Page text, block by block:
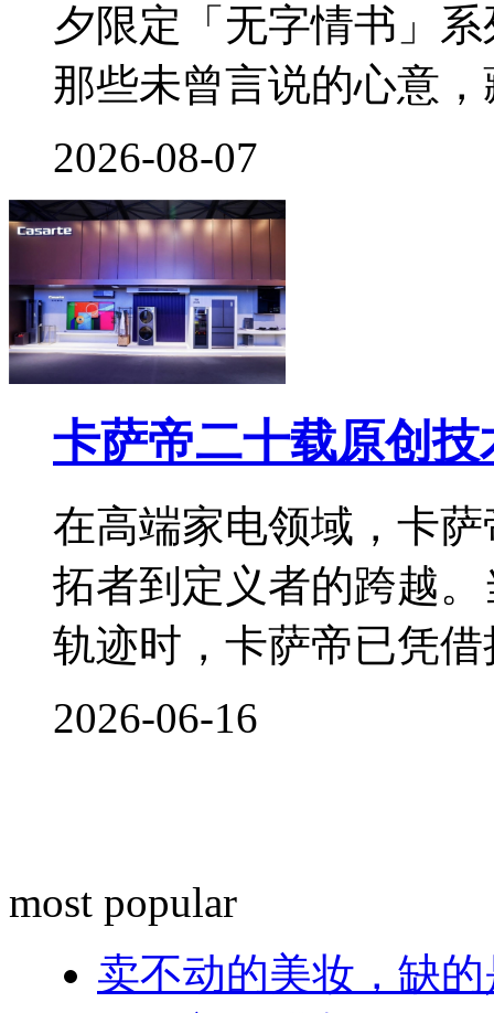
夕限定「无字情书」
那些未曾言说的心意
2026-08-07
卡萨帝二十载原创
在高端家电领域，卡
拓者到定义者的跨越
轨迹时，卡萨帝已凭
2026-06-16
most popular
卖不动的美妆，缺